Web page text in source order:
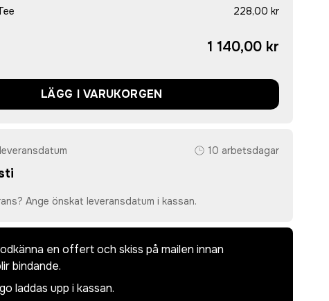
228,00 kr
1 140,00 kr
LÄGG I VARUKORGEN
10 arbetsdagar
Ange önskat leveransdatum i kassan.
en offert och skiss på mailen innan
bindande.
laddas upp i kassan.